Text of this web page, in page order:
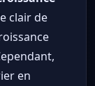
clair de
en